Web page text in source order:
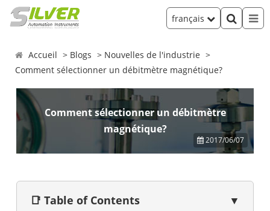
français
Accueil Blogs
Nouvelles de l'industrie
Comment sélectionner un débitmètre magnétique?
Comment sélectionner un débitmètre
magnétique?
2017/06/07
📑 Table of Contents ▼